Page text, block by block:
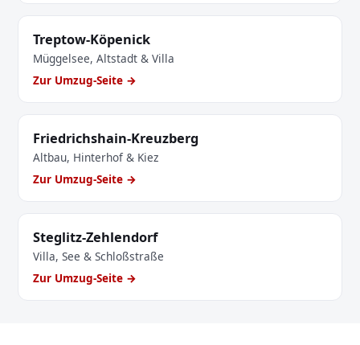
Treptow-Köpenick
Müggelsee, Altstadt & Villa
Zur Umzug-Seite →
Friedrichshain-Kreuzberg
Altbau, Hinterhof & Kiez
Zur Umzug-Seite →
Steglitz-Zehlendorf
Villa, See & Schloßstraße
Zur Umzug-Seite →